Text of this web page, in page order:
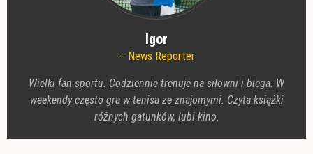
Igor
News Reporter
Wielki fan sportu. Codziennie trenuje na siłowni i biega. W
weekendy często gra w tenisa ze znajomymi. Czyta książki
różnych gatunków, lubi kino.